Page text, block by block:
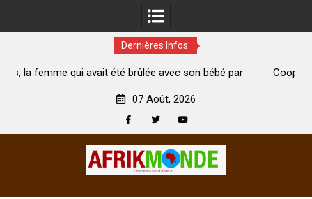
Dernières Infos:
son bébé par
Coopération: Le ministre Indien Kirti
07 Août, 2026